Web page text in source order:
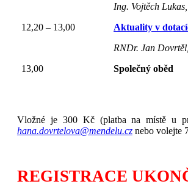
Ing. Vojtěch
12,20 – 13,00
Aktuality v
RNDr. Jan
13,00
Společný oběd
Vložné je 300 Kč (platba na místě u
hana.dovrtelova@mendelu.cznebo volejte
REGISTRACE